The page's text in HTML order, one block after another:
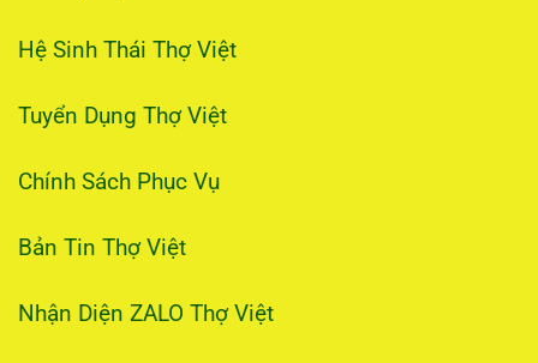
Hệ Sinh Thái Thợ Việt
Tuyển Dụng Thợ Việt
Chính Sách Phục Vụ
Bản Tin Thợ Việt
Nhận Diện ZALO Thợ Việt